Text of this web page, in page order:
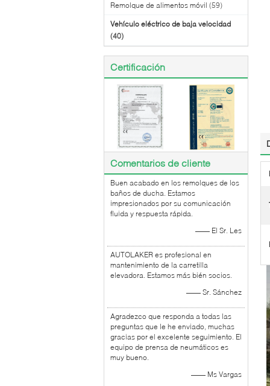
Remolque de alimentos móvil (59)
Vehículo eléctrico de baja velocidad
(40)
Certificación
Comentarios de cliente
Buen acabado en los remolques de los
baños de ducha. Estamos
impresionados por su comunicación
fluida y respuesta rápida.
—— El Sr. Les
AUTOLAKER es profesional en
mantenimiento de la carretilla
elevadora. Estamos más bién socios.
—— Sr. Sánchez
Agradezco que responda a todas las
preguntas que le he enviado, muchas
gracias por el excelente seguimiento. El
equipo de prensa de neumáticos es
muy bueno.
—— Ms Vargas